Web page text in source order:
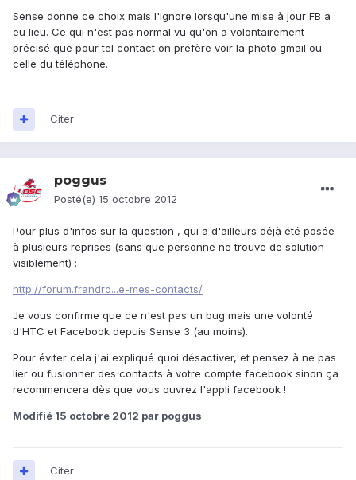
Sense donne ce choix mais l'ignore lorsqu'une mise à jour FB a
eu lieu. Ce qui n'est pas normal vu qu'on a volontairement
précisé que pour tel contact on préfère voir la photo gmail ou
celle du téléphone.
Citer
poggus
Posté(e) 15 octobre 2012
Pour plus d'infos sur la question , qui a d'ailleurs déjà été posée
à plusieurs reprises (sans que personne ne trouve de solution
visiblement) :
http://forum.frandro...e-mes-contacts/
Je vous confirme que ce n'est pas un bug mais une volonté
d'HTC et Facebook depuis Sense 3 (au moins).
Pour éviter cela j'ai expliqué quoi désactiver, et pensez à ne pas
lier ou fusionner des contacts à votre compte facebook sinon ça
recommencera dès que vous ouvrez l'appli facebook !
Modifié 15 octobre 2012 par poggus
Citer